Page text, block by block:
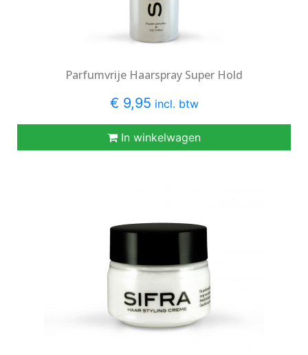
Parfumvrije Haarspray Super Hold
€ 9,95 incl. btw
In winkelwagen